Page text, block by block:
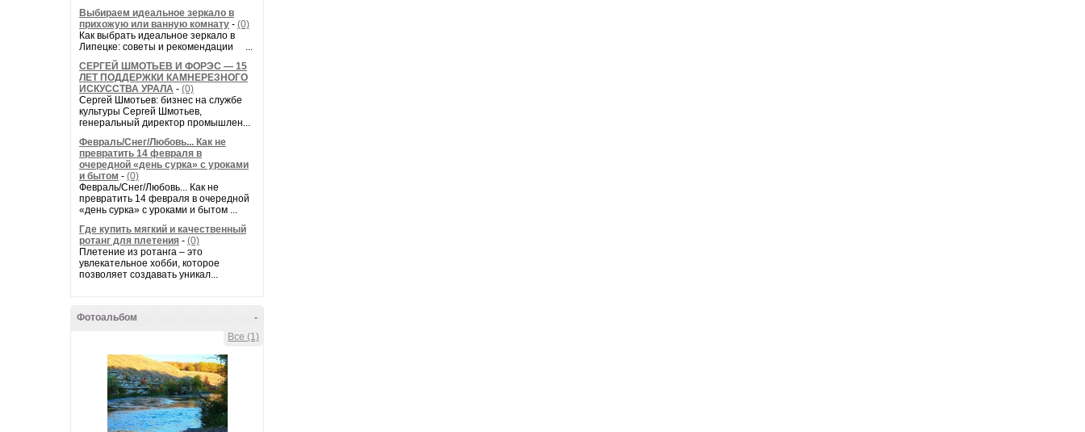
Выбираем идеальное зеркало в
прихожую или ванную комнату - (0)
Как выбрать идеальное зеркало в
Липецке: советы и рекомендации ...
СЕРГЕЙ ШМОТЬЕВ И ФОРЭС — 15
ЛЕТ ПОДДЕРЖКИ КАМНЕРЕЗНОГО
ИСКУССТВА УРАЛА - (0)
Сергей Шмотьев: бизнес на службе
культуры Сергей Шмотьев,
генеральный директор промышлен...
Февраль/Снег/Любовь... Как не
превратить 14 февраля в
очередной «день сурка» с уроками
и бытом - (0)
Февраль/Снег/Любовь... Как не
превратить 14 февраля в очередной
«день сурка» с уроками и бытом ...
Где купить мягкий и качественный
ротанг для плетения - (0)
Плетение из ротанга – это
увлекательное хобби, которое
позволяет создавать уникал...
-
Фотоальбом
Все (1)